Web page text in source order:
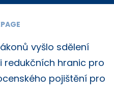
vyšlo sdělení
redukčních hranic pro
pojištění pro